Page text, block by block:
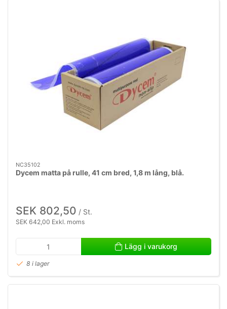
NC35102
Dycem matta på rulle, 41 cm bred, 1,8 m lång, blå.
SEK 802,50 / St.
SEK 642,00 Exkl. moms
Lägg i varukorg
8 i lager